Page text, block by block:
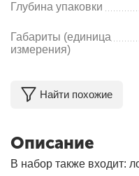
Глубина упаковки
Габариты (единица
измерения)
Найти похожие
Описание
В набор также входит: